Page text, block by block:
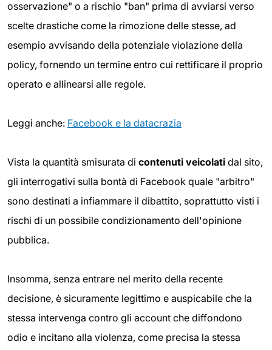
osservazione" o a rischio "ban" prima di avviarsi verso
scelte drastiche come la rimozione delle stesse, ad
esempio avvisando della potenziale violazione della
policy, fornendo un termine entro cui rettificare il proprio
operato e allinearsi alle regole.
Leggi anche: Facebook e la datacrazia
Vista la quantità smisurata di contenuti veicolati dal sito,
gli interrogativi sulla bontà di Facebook quale "arbitro"
sono destinati a infiammare il dibattito, soprattutto visti i
rischi di un possibile condizionamento dell'opinione
pubblica.
Insomma, senza entrare nel merito della recente
decisione, è sicuramente legittimo e auspicabile che la
stessa intervenga contro gli account che diffondono
odio e incitano alla violenza, come precisa la stessa